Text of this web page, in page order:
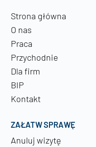
Strona główna
O nas
Praca
Przychodnie
Dla firm
BIP
Kontakt
ZAŁATW SPRAWĘ
Anuluj wizytę